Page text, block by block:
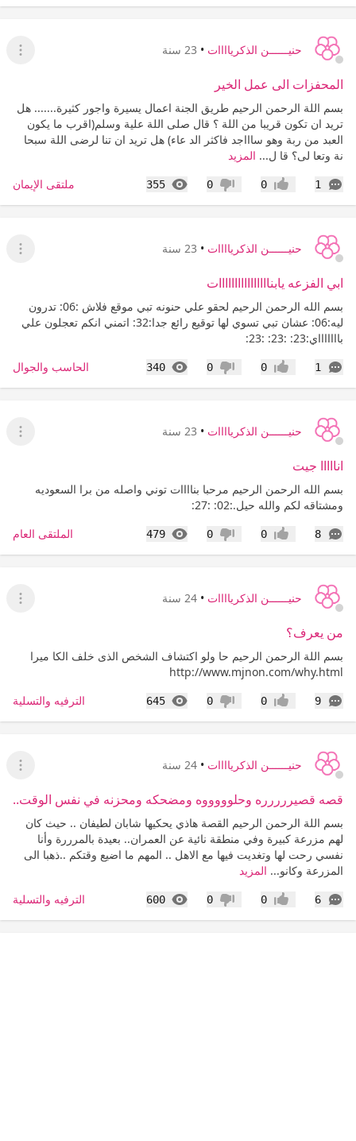
حنيــــــن الذكرياااات • 23 سنة
عرض
المحفزات الى عمل الخير
بسم اللة الرحمن الرحيم طريق الجنة اعمال يسيرة واجور كثيرة....... هل
تريد ان تكون قريبا من اللة ؟ قال صلى اللة علية وسلم(اقرب ما يكون
العبد من ربة وهو ساااجد فاكثر الد عاء) هل تريد ان تنا لرضى اللة سبحا
نة وتعا لى؟ قا ل... المزيد
1
التعليقات إعجاب0 عدم إعجاب
0
355
المشاهدات ملتقى الإيمان
حنيــــــن الذكرياااات • 23 سنة
عرض
ابي الفزعه يابناااااااااااااااات
بسم الله الرحمن الرحيم لحقو علي حنونه تبي موقع فلاش :06: تدرون
ليه:06: عشان تبي تسوي لها توقيع رائع جدا:32: اتمني انكم تعجلون علي
باااااااي:23: :23: :23:
1
التعليقات إعجاب0 عدم إعجاب
0
340
المشاهدات الحاسب والجوال
حنيــــــن الذكرياااات • 23 سنة
عرض
انااااا جيت
بسم الله الرحمن الرحيم مرحبا بناااات توني واصله من برا السعوديه
ومشتاقه لكم والله حيل.:02: :27:
8
التعليقات إعجاب0 عدم إعجاب
0
479
المشاهدات الملتقى العام
حنيــــــن الذكرياااات • 24 سنة
عرض
من يعرف؟
بسم اللة الرحمن الرحيم حا ولو اكتشاف الشخص الذى خلف الكا ميرا
http://www.mjnon.com/why.html
9
التعليقات إعجاب0 عدم إعجاب
0
645
المشاهدات الترفيه والتسلية
حنيــــــن الذكرياااات • 24 سنة
عرض
قصه قصيررررره وحلوووووه ومضحكه ومحزنه في نفس الوقت..
بسم اللة الرحمن الرحيم القصة هاذي يحكيها شابان لطيفان .. حيث كان
لهم مزرعة كبيرة وفي منطقة نائية عن العمران.. بعيدة بالمرررة وأنا
نفسي رحت لها وتغديت فيها مع الاهل .. المهم ما اضيع وقتكم ..ذهبا الى
المزرعة وكانو... المزيد
6
التعليقات إعجاب0 عدم إعجاب
0
600
المشاهدات الترفيه والتسلية